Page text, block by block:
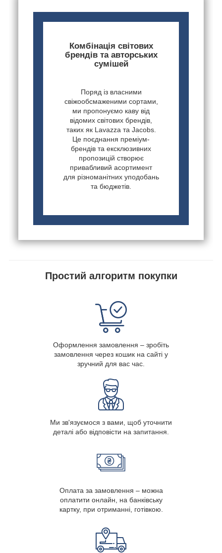
Комбінація світових
брендів та авторських
сумішей
Поряд із власними
свіжообсмаженими сортами,
ми пропонуємо каву від
відомих світових брендів,
таких як Lavazza та Jacobs.
Це поєднання преміум-
брендів та ексклюзивних
пропозицій створює
привабливий асортимент
для різноманітних уподобань
та бюджетів.
Простий алгоритм покупки
Оформлення замовлення – зробіть
замовлення через кошик на сайті у
зручний для вас час.
Ми зв'язуємося з вами, щоб уточнити
деталі або відповісти на запитання.
Оплата за замовлення – можна
оплатити онлайн, на банківську
картку, при отриманні, готівкою.